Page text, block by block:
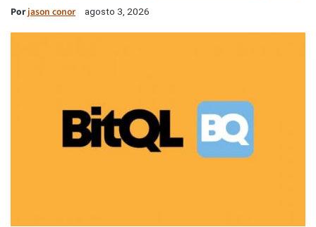
Porjason conor agosto 3, 2026